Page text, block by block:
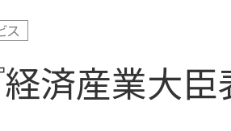
ス
済産業大臣